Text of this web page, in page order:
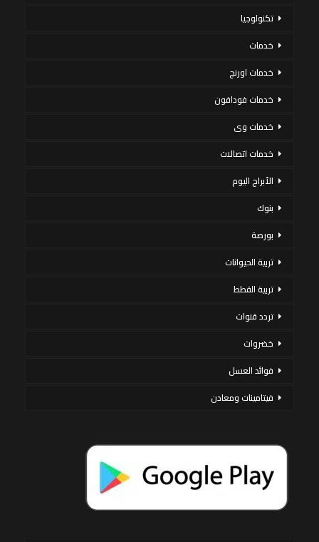
تكنولوجيا
خدمات
خدمات اورنج
خدمات فودافون
خدمات وى
خدمات اتصالات
الأبراج اليوم
بنوك
بورصة
تربية الحيوانات
تربية القطط
تردد قنوات
خضروات
فوائد العسل
فيتامينات ومعادن